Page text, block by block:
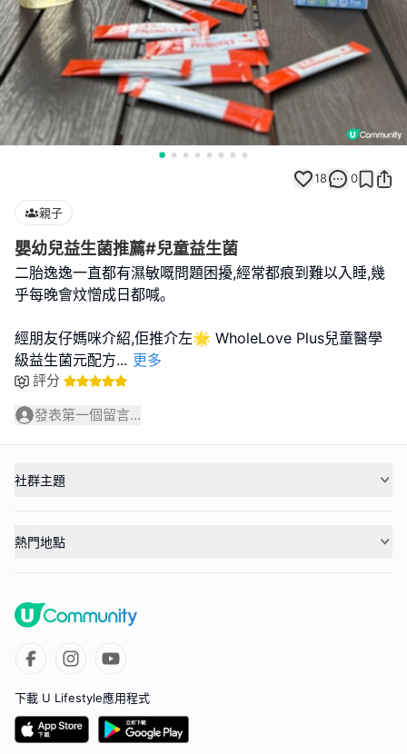
18 0
親子
嬰幼兒益生菌推薦#兒童益生菌
二胎逸逸一直都有濕敏嘅問題困擾,經常都痕到難以入睡,幾
乎每晚會炆憎成日都喊｡
經朋友仔媽咪介紹,佢推介左🌟 WholeLove Plus兒童醫學
級益生菌元配方... 更多
評分
發表第一個留言...
社群主題
熱門地點
下載 U Lifestyle應用程式